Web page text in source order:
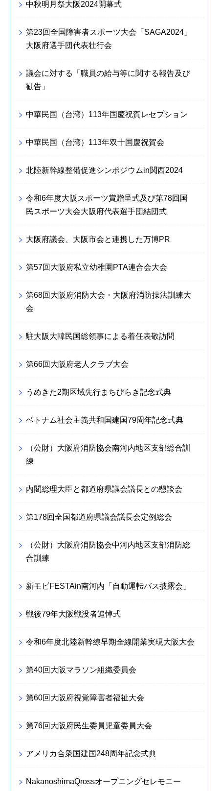
中秋明月祭大阪2024開幕式
第23回全国障害者スポーツ大会「SAGA2024」
大阪府選手団代表壮行会
議会に対する「職員の給与等に関する報告及び
勧告」
中華民国（台湾）113年国慶祝賀レセプション
中華民国（台湾）113年双十国慶祝賀会
北陸新幹線整備促進シンポジウムin関西2024
令和6年度大阪スポーツ賞贈呈式及び第78回国
民スポーツ大会大阪府代表選手団結団式
大阪府議会、大阪市会と連携した万博PR
第57回大阪府私立幼稚園PTA連合会大会
第68回大阪府消防大会・大阪府消防操法訓練大
会
駐大阪大韓民国総領事による着任表敬訪問
第66回大阪府老人クラブ大会
うめきた2期区域先行まちびらき記念式典
ベトナム社会主義共和国建国79周年記念式典
（公財）大阪府消防協会南河内地区支部総合訓
練
内閣総理大臣と都道府県議会議長との懇談会
第178回全国都道府県議会議長会定例総会
（公財）大阪府消防協会中河内地区支部消防総
合訓練
新モビFESTAin南河内「自動運転バス披露会」
戦後79年大阪戦没者追悼式
令和6年度北陸新幹線早期全線開業実現大阪大会
第40回大阪マラソン組織委員会
第60回大阪府視覚障害者福祉大会
第76回大阪府民生委員児童委員大会
アメリカ合衆国建国248周年記念式典
NakanoshimaQrossオープニングセレモニー